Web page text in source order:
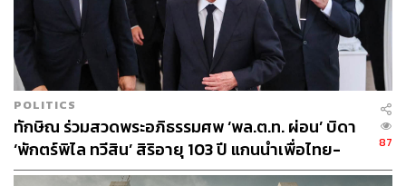
POLITICS
ทักษิณ ร่วมสวดพระอภิธรรมศพ ‘พล.ต.ท. ผ่อน’ บิดา
‘พักตร์พิไล ทวีสิน’ สิริอายุ 103 ปี แกนนำเพื่อไทย-
บุคคลหลากวงการร่วมอาลัย
87